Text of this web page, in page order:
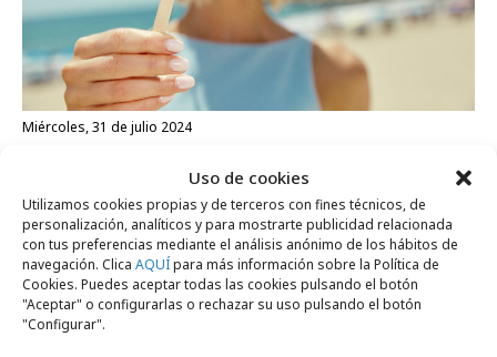
Uso de cookies
Utilizamos cookies propias y de terceros con fines técnicos, de
personalización, analíticos y para mostrarte publicidad relacionada
con tus preferencias mediante el análisis anónimo de los hábitos de
navegación. Clica AQUÍpara más información sobre la Política de
Cookies. Puedes aceptar todas las cookies pulsando el botón
"Aceptar" o configurarlas o rechazar su uso pulsando el botón
"Configurar".
miércoles, 31 de julio 2024
Hagamos el agosto. Las marcas y el verano
Profesionales